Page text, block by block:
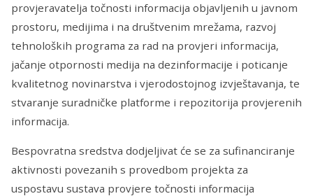
provjeravatelja točnosti informacija objavljenih u javnom
prostoru, medijima i na društvenim mrežama, razvoj
tehnoloških programa za rad na provjeri informacija,
jačanje otpornosti medija na dezinformacije i poticanje
kvalitetnog novinarstva i vjerodostojnog izvještavanja, te
stvaranje suradničke platforme i repozitorija provjerenih
informacija.
Bespovratna sredstva dodjeljivat će se za sufinanciranje
aktivnosti povezanih s provedbom projekta za
uspostavu sustava provjere točnosti informacija